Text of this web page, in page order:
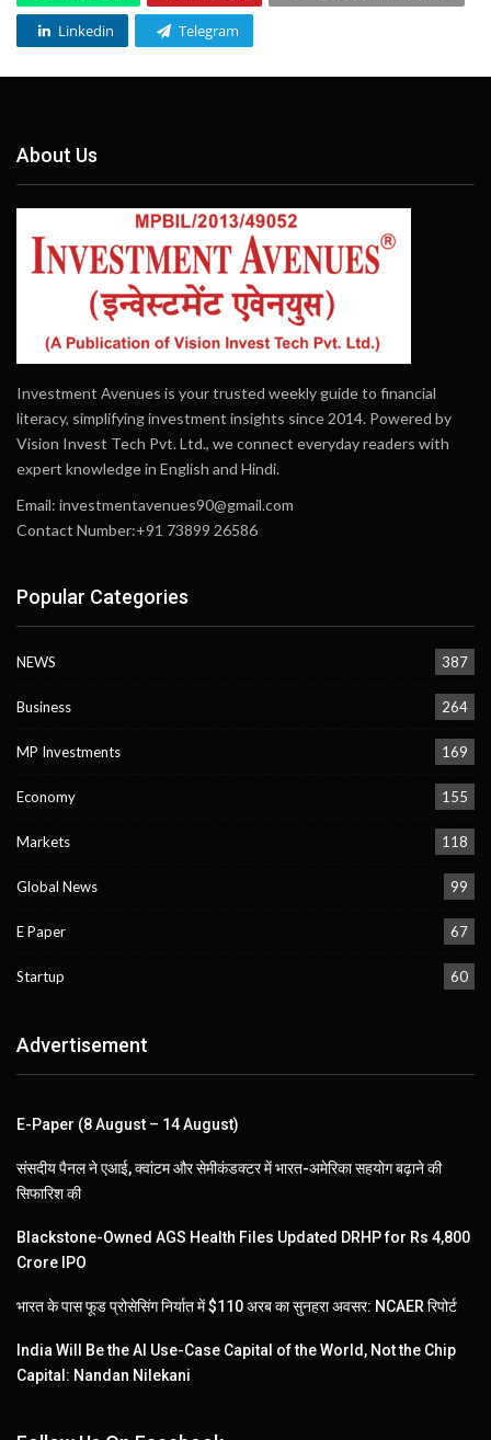
Linkedin Telegram
About Us
Investment Avenues is your trusted weekly guide to financial
literacy, simplifying investment insights since 2014. Powered by
Vision Invest Tech Pvt. Ltd., we connect everyday readers with
expert knowledge in English and Hindi.
Email: investmentavenues90@gmail.com
Contact Number:+91 73899 26586
Popular Categories
NEWS 387
Business 264
MP Investments 169
Economy 155
Markets 118
Global News 99
E Paper 67
Startup 60
Advertisement
E-Paper (8 August – 14 August)
संसदीय पैनल ने एआई, क्वांटम और सेमीकंडक्टर में भारत-अमेरिका सहयोग बढ़ाने की
सिफारिश की
Blackstone-Owned AGS Health Files Updated DRHP for Rs 4,800
Crore IPO
भारत के पास फूड प्रोसेसिंग निर्यात में $110 अरब का सुनहरा अवसर: NCAER रिपोर्ट
India Will Be the AI Use-Case Capital of the World, Not the Chip
Capital: Nandan Nilekani